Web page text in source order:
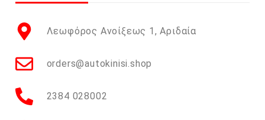
Λεωφόρος Ανοίξεως 1, Αριδαία
orders@autokinisi.shop
2384 028002